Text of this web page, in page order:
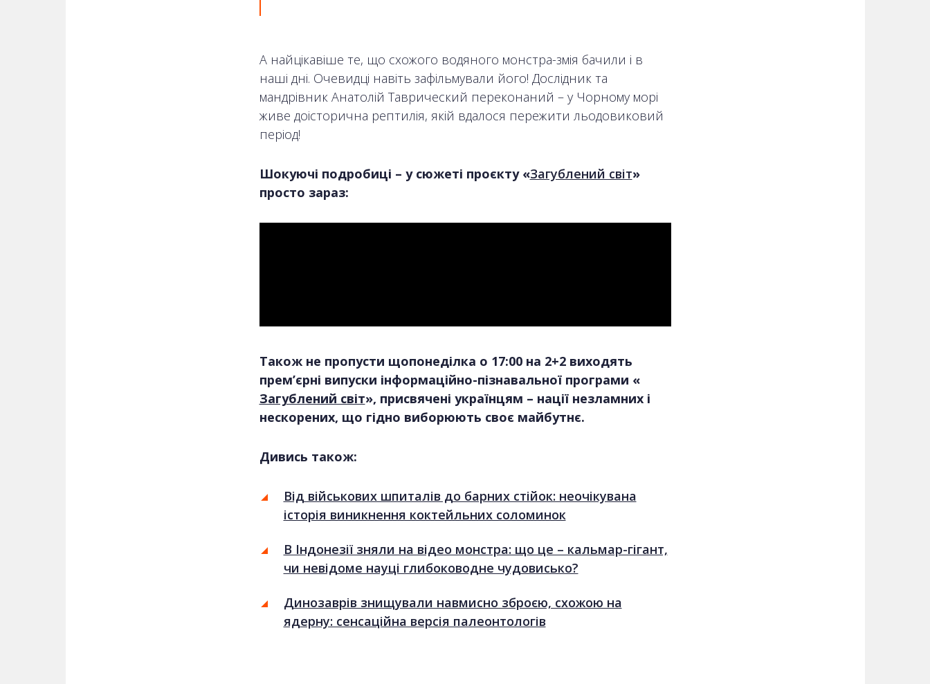
А найцікавіше те, що схожого водяного монстра-змія бачили і в
наші дні. Очевидці навіть зафільмували його! Дослідник та
мандрівник Анатолій Таврический переконаний – у Чорному морі
живе доісторична рептилія, якій вдалося пережити льодовиковий
період!
Шокуючі подробиці – у сюжеті проєкту «Загублений світ»
просто зараз:
Також не пропусти щопонеділка о 17:00 на 2+2 виходять
прем’єрні випуски інформаційно-пізнавальної програми «
Загублений світ», присвячені українцям – нації незламних і
нескорених, що гідно виборюють своє майбутнє.
Дивись також:
Від військових шпиталів до барних стійок: неочікувана
історія виникнення коктейльних соломинок
В Індонезії зняли на відео монстра: що це – кальмар-гігант,
чи невідоме науці глибоководне чудовисько?
Динозаврів знищували навмисно зброєю, схожою на
ядерну: сенсаційна версія палеонтологів